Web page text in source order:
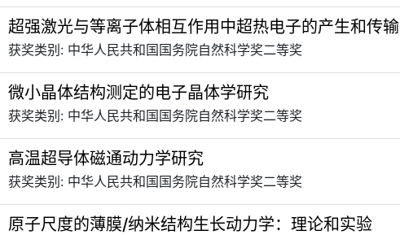
超强激光与等离子体相互作用中超热电子的产生和传输
获奖类别: 中华人民共和国国务院自然科学奖二等奖
微小晶体结构测定的电子晶体学研究
获奖类别: 中华人民共和国国务院自然科学奖二等奖
高温超导体磁通动力学研究
获奖类别: 中华人民共和国国务院自然科学奖二等奖
原子尺度的薄膜/纳米结构生长动力学：理论和实验